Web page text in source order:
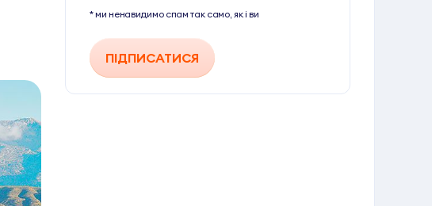
* ми ненавидимо спам так само, як і ви
ПІДПИСАТИСЯ